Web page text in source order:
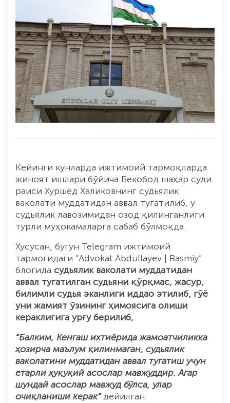
Кейинги кунларда ижтимоий тармоқларда
жиноят ишлари бўйича Бекобод шаҳар суди
раиси Хуршед Халиковнинг судьялик
ваколати муддатидан аввал тугатилиб, у
судьялик лавозимидан озод қилинганлиги
турли муҳокамаларга сабаб бўлмоқда.
Хусусан, бугун Telegram ижтимоий
тармоғидаги “Advokat Abdullayev | Rasmiy”
блогида судьялик ваколати муддатидан
аввал тугатилган судьяни қўрқмас, жасур,
билимли судья эканлиги иддао этилиб, гўё
уни жамият ўзининг ҳимоясига олиши
кераклигига урғу берилиб,
“Балким, Кенгаш ихтиёрида жамоатчиликка
ҳозирча маълум қилинмаган, судьялик
ваколатини муддатидан аввал тугатиш учун
етарли ҳуқуқий асослар мавжуддир. Агар
шундай асослар мавжуд бўлса, улар
очиқланиши керак”дейилган.